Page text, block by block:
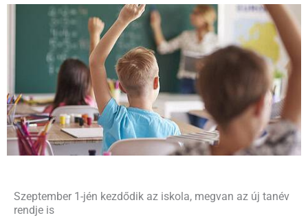
Szeptember 1-jén kezdődik az iskola, megvan az új tanév
rendje is